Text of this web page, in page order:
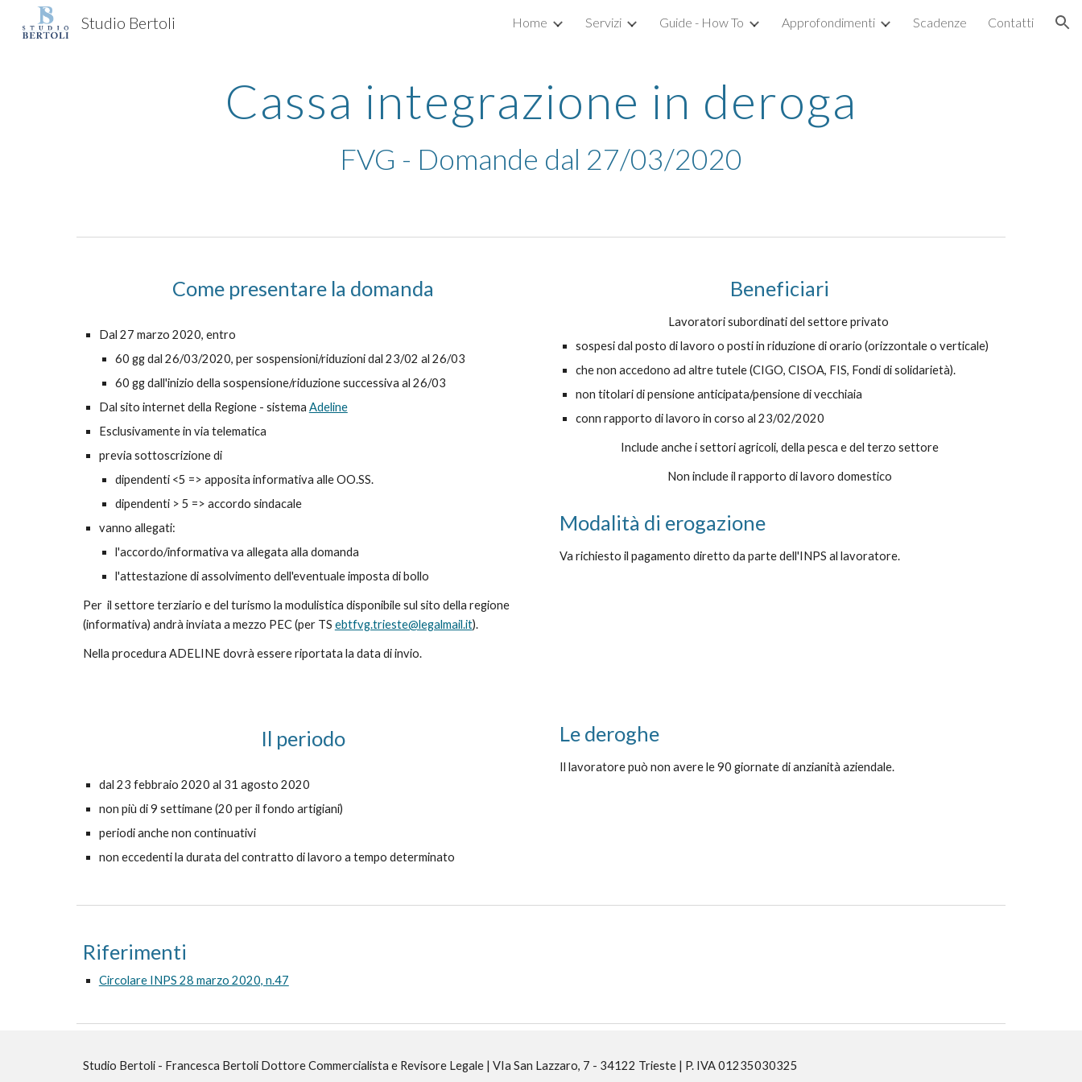
Skip to navigation
Studio Bertoli Home Servizi Guide - How To Approfondimenti Scadenze Contatti
Cassa integrazione in deroga
FVG - Domande dal 27/03/2020
Come presentare la domanda
Dal 27 marzo 2020, entro
60 gg dal 26/03/2020, per sospensioni/riduzioni dal 23/02 al 26/03
60 gg dall'inizio della sospensione/riduzione successiva al 26/03
Dal sito internet della Regione - sistema Adeline
Esclusivamente in via telematica
previa sottoscrizione di
dipendenti <5 => apposita informativa alle OO.SS.
dipendenti > 5 => accordo sindacale
vanno allegati:
l'accordo/informativa va allegata alla domanda
l'attestazione di assolvimento dell'eventuale imposta di bollo
Per il settore terziario e del turismo la modulistica disponibile sul sito della regione
(informativa) andrà inviata a mezzo PEC (per TS ebtfvg.trieste@legalmail.it).
Nella procedura ADELINE dovrà essere riportata la data di invio.
Beneficiari
Lavoratori subordinati del settore privato
sospesi dal posto di lavoro o posti in riduzione di orario (orizzontale o verticale)
che non accedono ad altre tutele (CIGO, CISOA, FIS, Fondi di solidarietà).
non titolari di pensione anticipata/pensione di vecchiaia
conn rapporto di lavoro in corso al 23/02/2020
Include anche i settori agricoli, della pesca e del terzo settore
Non include il rapporto di lavoro domestico
Modalità di erogazione
Va richiesto il pagamento diretto da parte dell'INPS al lavoratore.
Il periodo
dal 23 febbraio 2020 al 31 agosto 2020
non più di 9 settimane (20 per il fondo artigiani)
periodi anche non continuativi
non eccedenti la durata del contratto di lavoro a tempo determinato
Le deroghe
Il lavoratore può non avere le 90 giornate di anzianità aziendale.
Riferimenti
Circolare INPS 28 marzo 2020, n.47
Studio Bertoli - Francesca Bertoli Dottore Commercialista e Revisore Legale | VIa San Lazzaro, 7 - 34122 Trieste | P. IVA 01235030325